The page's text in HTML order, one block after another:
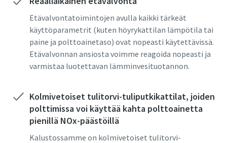
Etävalvontatoimintojen avulla kaikki tärkeät
käyttöparametrit (kuten höyrykattilan lämpötila tai
paine ja polttoainetaso) ovat nopeasti käytettävissä.
Etävalvonnan ansiosta voimme reagoida nopeasti ja
varmistaa luotettavan lämminvesituotannon.
Kolmivetoiset tulitorvi-tuliputkikattilat, joiden
polttimissa voi käyttää kahta polttoainetta
pienillä NOx-päästöillä
Kalustossamme on kolmivetoiset tulitorvi-